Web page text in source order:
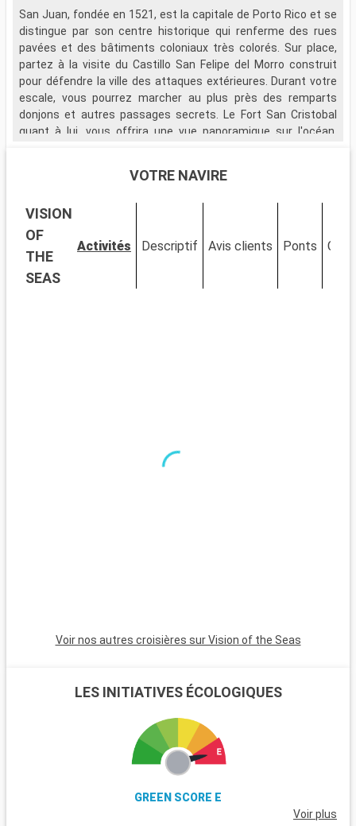
San Juan, fondée en 1521, est la capitale de Porto Rico et se
distingue par son centre historique qui renferme des rues
pavées et des bâtiments coloniaux très colorés. Sur place,
partez à la visite du Castillo San Felipe del Morro construit
pour défendre la ville des attaques extérieures. Durant votre
escale, vous pourrez marcher au plus près des remparts
donjons et autres passages secrets. Le Fort San Cristobal
quant à lui, vous offrira une vue panoramique sur l'océan.
d'être utilisé par les dirigeants militaires américains.
VOTRE NAVIRE
VISION
OF
THE
SEAS
Activités Descriptif Avis clients Ponts
Voir nos autres croisières sur Vision of the Seas
LES INITIATIVES ÉCOLOGIQUES
GREEN SCORE E
Voir plus